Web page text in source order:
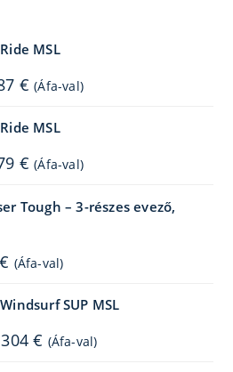
MSL
€.
€ Current
price
(Áfa-val)
MSL
€.
€ Current
price
879 €.
(Áfa-val)
Tough – 3-részes evező,
€ Current
price
97 €.
(Áfa-val)
Windsurf SUP MSL
€ Current
price
(Áfa-val)